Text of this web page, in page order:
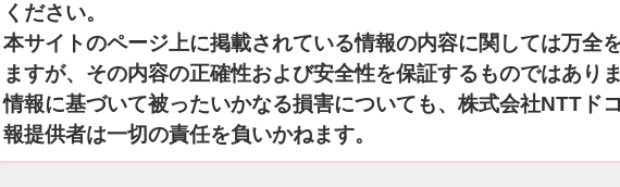
ください。
本サイトのページ上に掲載されている情報の内容に関しては万全
ますが、その内容の正確性および安全性を保証するものではあり
情報に基づいて被ったいかなる損害についても、株式会社NTTド
報提供者は一切の責任を負いかねます。